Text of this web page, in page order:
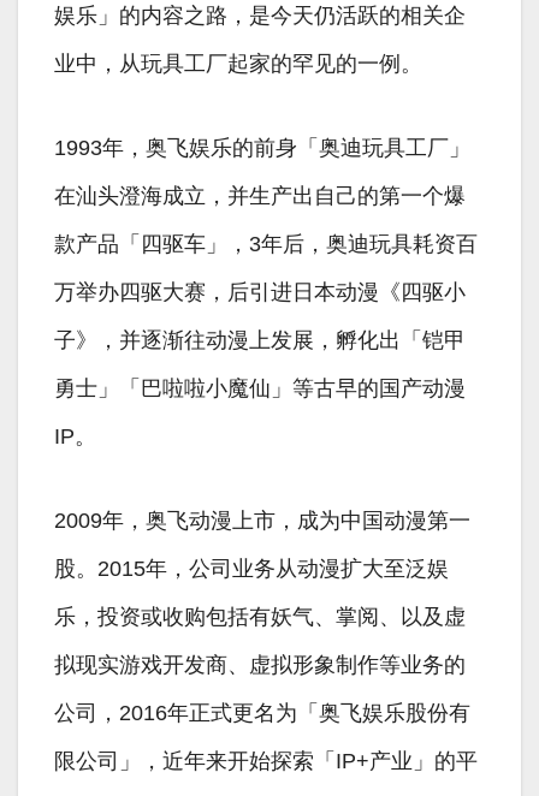
娱乐」的内容之路，是今天仍活跃的相关企
业中，从玩具工厂起家的罕见的一例。
1993年，奥飞娱乐的前身「奥迪玩具工厂」
在汕头澄海成立，并生产出自己的第一个爆
款产品「四驱车」，3年后，奥迪玩具耗资百
万举办四驱大赛，后引进日本动漫《四驱小
子》，并逐渐往动漫上发展，孵化出「铠甲
勇士」「巴啦啦小魔仙」等古早的国产动漫
IP。
2009年，奥飞动漫上市，成为中国动漫第一
股。2015年，公司业务从动漫扩大至泛娱
乐，投资或收购包括有妖气、掌阅、以及虚
拟现实游戏开发商、虚拟形象制作等业务的
公司，2016年正式更名为「奥飞娱乐股份有
限公司」，近年来开始探索「IP+产业」的平